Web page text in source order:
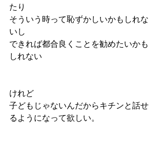
たり
そういう時って恥ずかしいかもしれな
いし
できれば都合良くことを勧めたいかも
しれない
けれど
子どもじゃないんだからキチンと話せ
るようになって欲しい。